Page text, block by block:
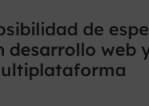
de
desarrollo web